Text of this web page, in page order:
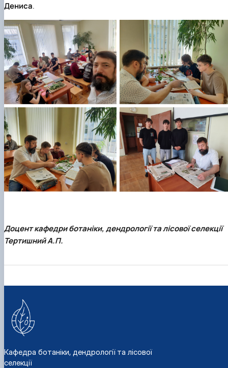
Дениса.
Доцент кафедри ботаніки, дендрології та лісової селекції
Тертишний А.П.
Кафедра ботаніки, дендрології та лісової
селекції